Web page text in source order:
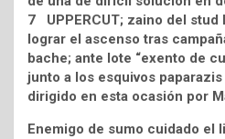
7 UPPERCUT; zaino del stud
lograr el ascenso tras
bache; ante lote “exento de
junto a los esquivos
dirigido en esta ocasión por
Enemigo de sumo cuidado el